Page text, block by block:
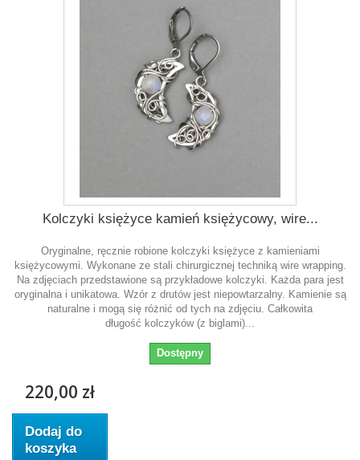
Kolczyki księżyce kamień księżycowy, wire...
Oryginalne, ręcznie robione kolczyki księżyce z kamieniami
księżycowymi. Wykonane ze stali chirurgicznej techniką wire wrapping.
Na zdjęciach przedstawione są przykładowe kolczyki. Każda para jest
oryginalna i unikatowa. Wzór z drutów jest niepowtarzalny. Kamienie są
naturalne i mogą się różnić od tych na zdjęciu. Całkowita
długość kolczyków (z biglami)...
Dostępny
220,00 zł
Dodaj do
koszyka